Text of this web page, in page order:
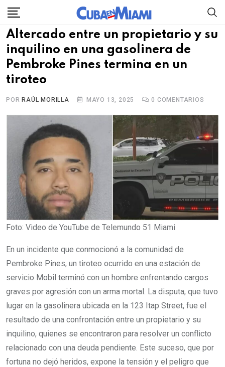
Skip
content
Altercado entre un propietario y su
inquilino en una gasolinera de
Pembroke Pines termina en un
tiroteo
POR RAÚL MORILLA MAYO 13, 2025 0 COMENTARIOS
Foto: Video de YouTube de Telemundo 51 Miami
En un incidente que conmocionó a la comunidad de
Pembroke Pines, un tiroteo ocurrido en una estación de
servicio Mobil terminó con un hombre enfrentando cargos
graves por agresión con un arma mortal. La disputa, que tuvo
lugar en la gasolinera ubicada en la 123 Itap Street, fue el
resultado de una confrontación entre un propietario y su
inquilino, quienes se encontraron para resolver un conflicto
relacionado con una deuda pendiente. Este suceso, que por
fortuna no dejó heridos, expone la tensión y el peligro que